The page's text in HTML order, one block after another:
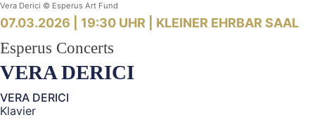
Vera Derici © Esperus Art Fund
07.03.2026 | 19:30 UHR | KLEINER EHRBAR SAAL
Esperus Concerts
VERA DERICI
VERA DERICI
Klavier